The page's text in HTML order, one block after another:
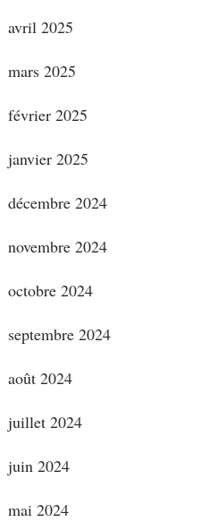
avril 2025
mars 2025
février 2025
janvier 2025
décembre 2024
novembre 2024
octobre 2024
septembre 2024
août 2024
juillet 2024
juin 2024
mai 2024